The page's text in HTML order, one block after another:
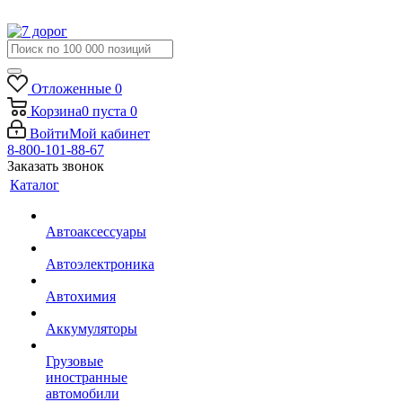
Отложенные 0
Корзина0 пуста 0
ВойтиМой кабинет
8-800-101-88-67
Заказать звонок
Каталог
Автоаксессуары
Автоэлектроника
Автохимия
Аккумуляторы
Грузовые
иностранные
автомобили